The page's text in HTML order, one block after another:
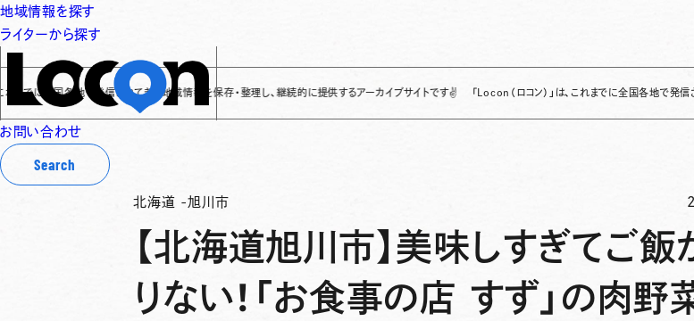
地域情報を探す
ライターから探す
お問い合わせ
Search
地で発信されてきた地域情報を保存・整理し、継続的に提供するアーカイブサイトです✌ 「Locon（ロコン）」は、これまでに全国各地で発信されてきた地
北海道 -旭川市
【北海道旭川市】美味しすぎてご飯
りない！「お食事の店 すず」の肉野